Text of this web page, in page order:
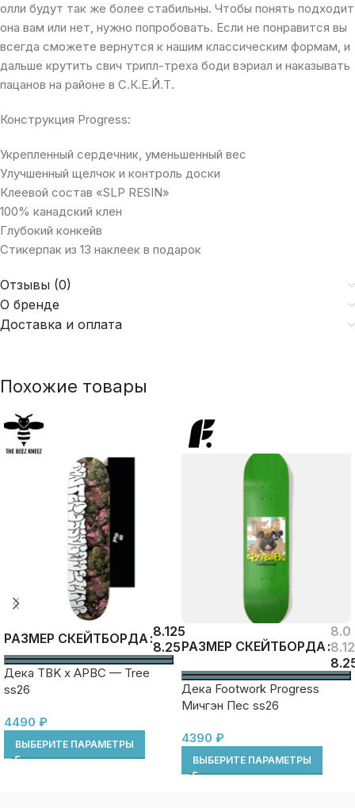
олли будут так же более стабильны. Чтобы понять подходит
она вам или нет, нужно попробовать. Если не понравится вы
всегда сможете вернутся к нашим классическим формам, и
дальше крутить свич трипл-треха боди вэриал и наказывать
пацанов на районе в С.К.Е.Й.Т.
Конструкция Progress:
Укрепленный сердечник, уменьшенный вес
Улучшенный щелчок и контроль доски
Клеевой состав «SLP RESIN»
100% канадский клен
Глубокий конкейв
Стикерпак из 13 наклеек в подарок
Отзывы (0)
О бренде
Доставка и оплата
Похожие товары
РАЗМЕР СКЕЙТБОРДА 8.125
8.25
Дека TBK x APBC — Tree
ss26
4490 ₽
ВЫБЕРИТЕ ПАРАМЕТРЫ
РАЗМЕР СКЕЙТБОРДА
8.0
Дека Footwork Progress
Мичгэн Пес ss26
4390 ₽
ВЫБЕРИТЕ ПАРАМЕТРЫ